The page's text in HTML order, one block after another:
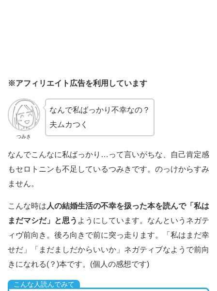
※アフィリエイト広告を利用しています
つみき
なんで私ばっかり不幸なの？
夫ムカつく
なんでこんなに私ばっかり…って言いがちな、自己肯定感
もセロトニンも不足しているつみきです。のっけからすみ
ません。
こんな時は 人の結婚生活の不幸を扱った本を読んで「私は
まだマシだ」と思う ようにしています。なんというネガテ
ィヴ前向き。後ろ向きで前に突っ走ります。「私はまだ幸
せだ」「まだましだからいいか」ネガティブなようで前向
きになれる(？)本です。(個人の感想です)
こんな人読んでみて